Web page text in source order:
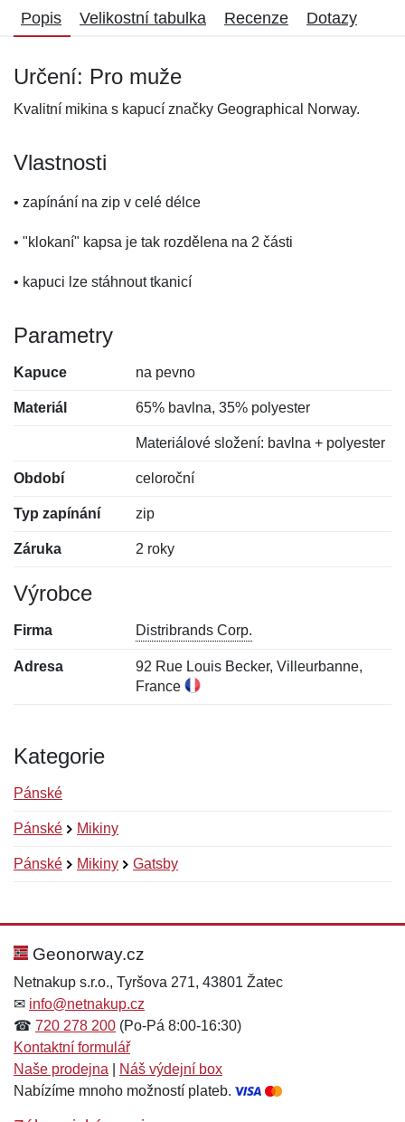
Popis Velikostní tabulka Recenze Dotazy
Určení: Pro muže
Kvalitní mikina s kapucí značky Geographical Norway.
Vlastnosti
• zapínání na zip v celé délce
• "klokaní" kapsa je tak rozdělena na 2 části
• kapuci lze stáhnout tkanicí
Parametry
Kapuce na pevno
Materiál 65% bavlna, 35% polyester
Materiálové složení: bavlna + polyester
Období celoroční
Typ zapínání zip
Záruka 2 roky
Výrobce
Firma Distribrands Corp.
Adresa
92 Rue Louis Becker, Villeurbanne,
France
Kategorie
Pánské
Pánské Mikiny
Pánské Mikiny Gatsby
Hodnocení:
Jméno: *
Jméno:
E-mail:*
Geonorway.cz
Netnakup s.r.o., Tyršova 271, 43801 Žatec
✉ info@netnakup.cz
☎ 720 278 200 (Po-Pá 8:00-16:30)
Kontaktní formulář
Naše prodejna
Náš výdejní box
Nabízíme mnoho možností plateb.